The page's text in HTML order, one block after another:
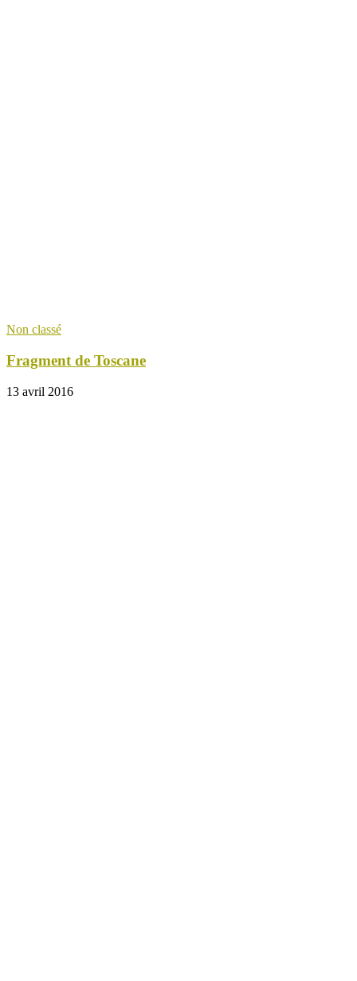
Non classé
Fragment de Toscane
13 avril 2016